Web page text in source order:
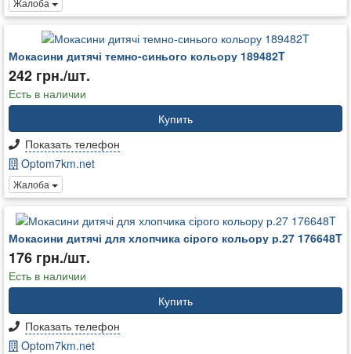
Мокасини дитячі темно-синього кольору 189482T
242 грн./шт.
Есть в наличии
Купить
Показать телефон
Optom7km.net
Жалоба
Мокасини дитячі для хлопчика сірого кольору р.27 176648T
176 грн./шт.
Есть в наличии
Купить
Показать телефон
Optom7km.net